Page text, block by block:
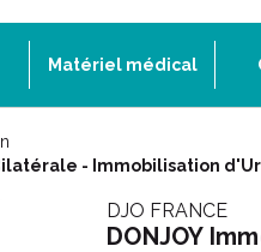
Matériel médical
- Immobilisation
DJO FRANCE
DONJOY